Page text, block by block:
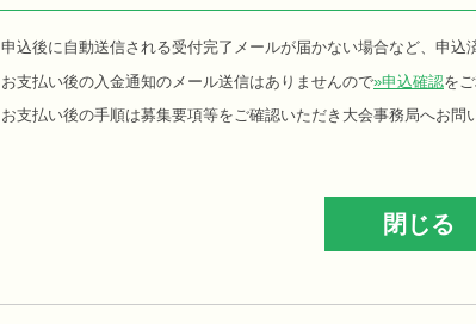
申込後に自動送信される受付完了メールが届かない場合など、申込
お支払い後の入金通知のメール送信はありませんので»申込確認を
お支払い後の手順は募集要項等をご確認いただき大会事務局へお問